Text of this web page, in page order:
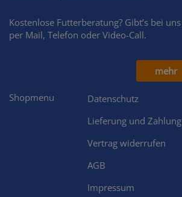
Kostenlose Futterberatung? Gibt’s bei uns
per Mail, Telefon oder Video-Call.
mehr
Shopmenu
Datenschutz
Lieferung und Zahlung
Vertrag widerrufen
AGB
Impressum